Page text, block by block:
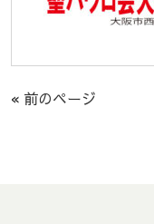
« 前のページ